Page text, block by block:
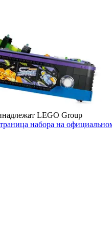
LEGO Group
набора на